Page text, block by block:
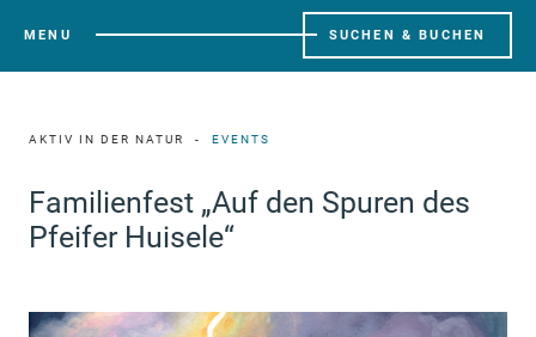
MENU SUCHEN & BUCHEN
AKTIV IN DER NATUR EVENTS
Familienfest „Auf den Spuren des
Pfeifer Huisele“